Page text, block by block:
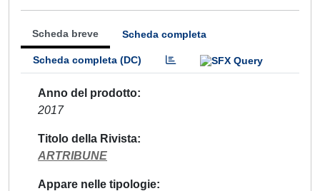
Scheda breve Scheda completa
Scheda completa (DC)
Anno del prodotto
2017
Titolo della Rivista
ARTRIBUNE
Appare nelle tipologie